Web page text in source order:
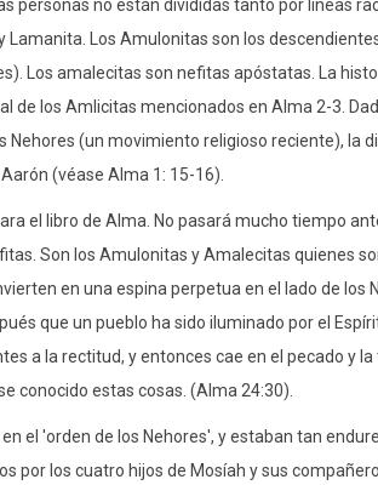
personas no están divididas tanto por líneas
Los Amulonitas son los
Los amalecitas son nefitas apóstatas. La
de los Amlicitas mencionados en Alma 2-3.
Nehores (un movimiento religioso reciente), la
(véase Alma 1: 15-16).
el libro de Alma. No pasará mucho tiempo
Son los Amulonitas y Amalecitas quienes
en una espina perpetua en el lado de los
que un pueblo ha sido iluminado por el
a la rectitud, y entonces cae en el pecado y
conocido estas cosas. (Alma 24:30).
el 'orden de los Nehores', y estaban tan
por los cuatro hijos de Mosíah y sus